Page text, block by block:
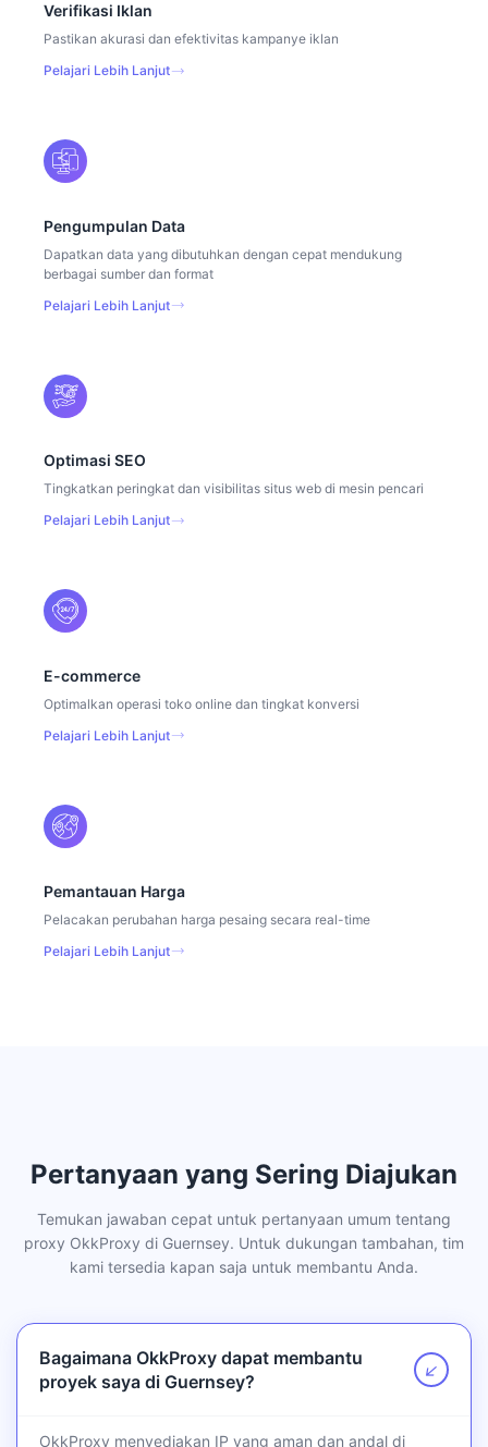
Verifikasi Iklan
Pastikan akurasi dan efektivitas kampanye iklan
Pelajari Lebih Lanjut
Pengumpulan Data
Dapatkan data yang dibutuhkan dengan cepat mendukung
berbagai sumber dan format
Pelajari Lebih Lanjut
Optimasi SEO
Tingkatkan peringkat dan visibilitas situs web di mesin pencari
Pelajari Lebih Lanjut
E-commerce
Optimalkan operasi toko online dan tingkat konversi
Pelajari Lebih Lanjut
Pemantauan Harga
Pelacakan perubahan harga pesaing secara real-time
Pelajari Lebih Lanjut
Pertanyaan yang Sering Diajukan
Temukan jawaban cepat untuk pertanyaan umum tentang
proxy OkkProxy di Guernsey. Untuk dukungan tambahan, tim
kami tersedia kapan saja untuk membantu Anda.
Bagaimana OkkProxy dapat membantu
proyek saya di Guernsey?
↗
OkkProxy menyediakan IP yang aman dan andal di